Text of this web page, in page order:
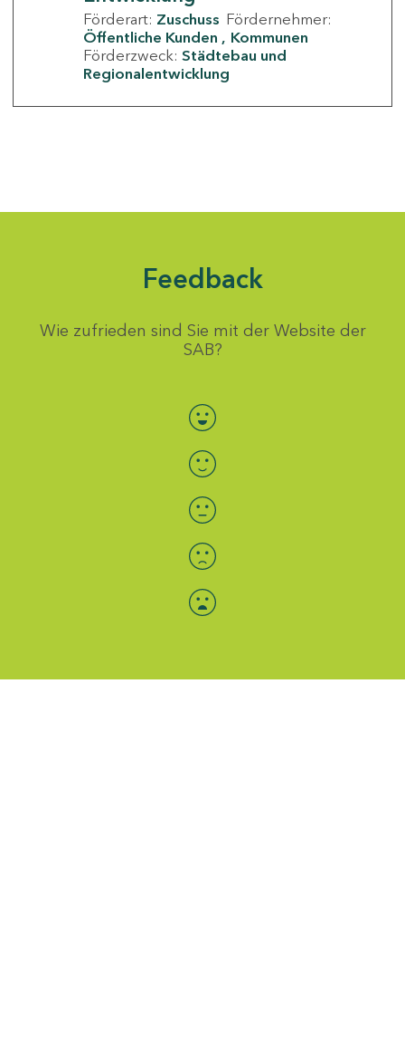
Förderart: Zuschuss Fördernehmer:
Öffentliche Kunden
Kommunen
Förderzweck: Städtebau und
Regionalentwicklung
Feedback
Wie zufrieden sind Sie mit der Website der
SAB?
Bewertung auswählen